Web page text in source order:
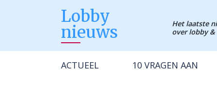
Lobby
nieuws
Het laatste
over lobby
ACTUEEL 10 VRAGEN AAN